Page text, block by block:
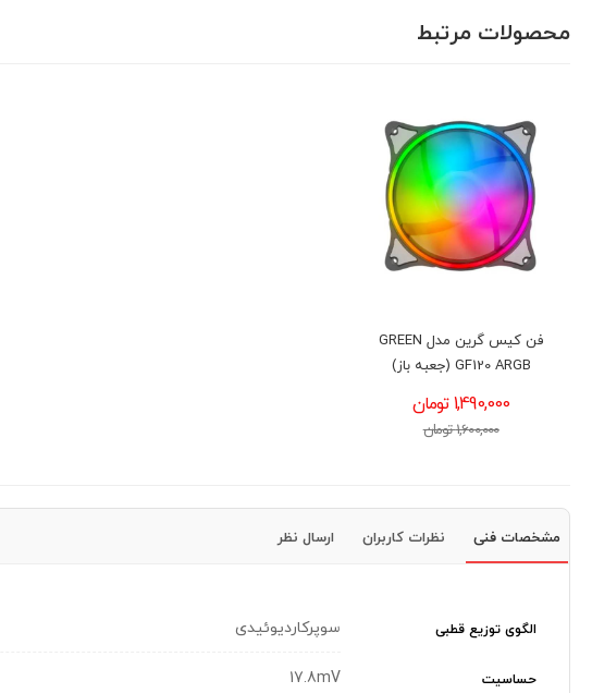
محصولات مرتبط
فن کیس گرین مدل GREEN
GF120 ARGB (جعبه باز)
1,490,000 تومان
1,600,000 تومان
مشخصات فنی نظرات کاربران ارسال نظر
الگوی توزیع قطبی سوپرکاردیوئیدی
حساسیت 17.8mV